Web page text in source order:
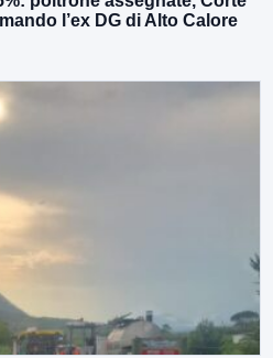
l’ex DG di Alto Calore